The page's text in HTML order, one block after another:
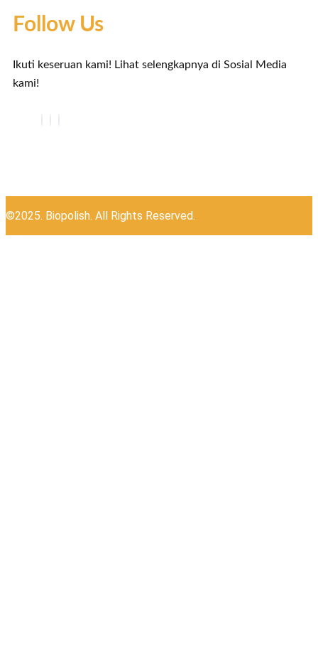
Follow Us
Ikuti keseruan kami! Lihat selengkapnya di Sosial Media
kami!
©2025. Biopolish. All Rights Reserved.